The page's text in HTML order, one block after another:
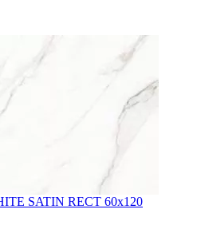
SATIN RECT 60x120